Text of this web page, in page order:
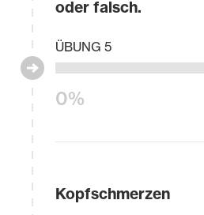
oder falsch.
0%
ÜBUNG 5
Kopfschmerzen